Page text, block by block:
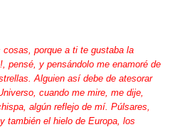
porque a ti te gustaba la
pensé, y pensándolo me enamoré de
Alguien así debe de atesorar
cuando me mire, me dije,
algún reflejo de mí. Púlsares,
también el hielo de Europa, los